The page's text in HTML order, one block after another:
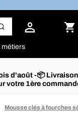
métiers
d'août -📦
votre 1ère
Mousse clés à fourches